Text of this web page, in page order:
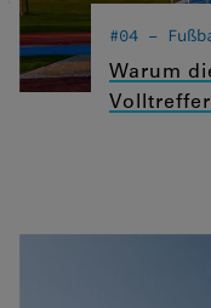
#04 –
Warum
Statistiken
Diese
Statistiken.
Google